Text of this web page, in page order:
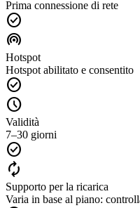
Prima connessione di rete
check_circle
wifi_tethering
Hotspot
Hotspot abilitato e consentito
check_circle
schedule
Validità
7–30 giorni
check_circle
autorenew
Supporto per la ricarica
Varia in base al piano: